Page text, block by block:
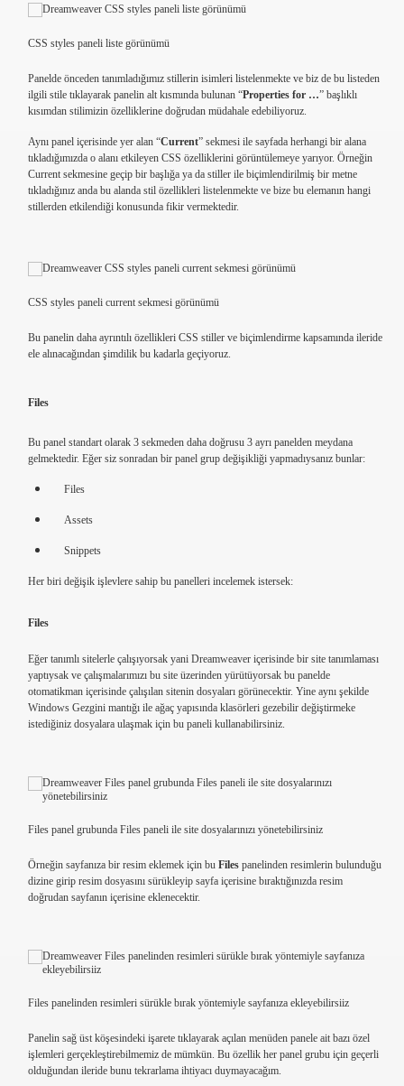
CSS styles paneli liste görünümü
Panelde önceden tanımladığımız stillerin isimleri listelenmekte ve biz de bu listeden
ilgili stile tıklayarak panelin alt kısmında bulunan “Properties for …” başlıklı
kısımdan stilimizin özelliklerine doğrudan müdahale edebiliyoruz.
Aynı panel içerisinde yer alan “Current” sekmesi ile sayfada herhangi bir alana
tıkladığımızda o alanı etkileyen CSS özelliklerini görüntülemeye yarıyor. Örneğin
Current sekmesine geçip bir başlığa ya da stiller ile biçimlendirilmiş bir metne
tıkladığınız anda bu alanda stil özellikleri listelenmekte ve bize bu elemanın hangi
stillerden etkilendiği konusunda fikir vermektedir.
CSS styles paneli current sekmesi görünümü
Bu panelin daha ayrıntılı özellikleri CSS stiller ve biçimlendirme kapsamında ileride
ele alınacağından şimdilik bu kadarla geçiyoruz.
Files
Bu panel standart olarak 3 sekmeden daha doğrusu 3 ayrı panelden meydana
gelmektedir. Eğer siz sonradan bir panel grup değişikliği yapmadıysanız bunlar:
Files
Assets
Snippets
Her biri değişik işlevlere sahip bu panelleri incelemek istersek:
Files
Eğer tanımlı sitelerle çalışıyorsak yani Dreamweaver içerisinde bir site tanımlaması
yaptıysak ve çalışmalarımızı bu site üzerinden yürütüyorsak bu panelde
otomatikman içerisinde çalışılan sitenin dosyaları görünecektir. Yine aynı şekilde
Windows Gezgini mantığı ile ağaç yapısında klasörleri gezebilir değiştirmeke
istediğiniz dosyalara ulaşmak için bu paneli kullanabilirsiniz.
Files panel grubunda Files paneli ile site dosyalarınızı yönetebilirsiniz
Örneğin sayfanıza bir resim eklemek için bu Files panelinden resimlerin bulunduğu
dizine girip resim dosyasını sürükleyip sayfa içerisine bıraktığınızda resim
doğrudan sayfanın içerisine eklenecektir.
Files panelinden resimleri sürükle bırak yöntemiyle sayfanıza ekleyebilirsiiz
Panelin sağ üst köşesindeki işarete tıklayarak açılan menüden panele ait bazı özel
işlemleri gerçekleştirebilmemiz de mümkün. Bu özellik her panel grubu için geçerli
olduğundan ileride bunu tekrarlama ihtiyacı duymayacağım.